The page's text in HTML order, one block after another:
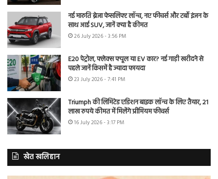
नई मारुति ब्रेजा फेसलिफ्ट लॉन्च, नए फीचर्स और टर्बो इंजन के
साथ आई SUV, जानें क्या है कीमत
26 July 2026 - 3:56 PM
E20 पेट्रोल, फ्लेक्स फ्यूल या EV कार? नई गाड़ी खरीदने से
पहले जानें किसमें है ज्यादा फायदा
23 July 2026 - 7:41 PM
Triumph की लिमिटेड एडिशन बाइक लॉन्च के लिए तैयार, 21
लाख रुपये कीमत में मिलेंगे प्रीमियम फीचर्स
16 July 2026 - 3:17 PM
खेत खलिहान